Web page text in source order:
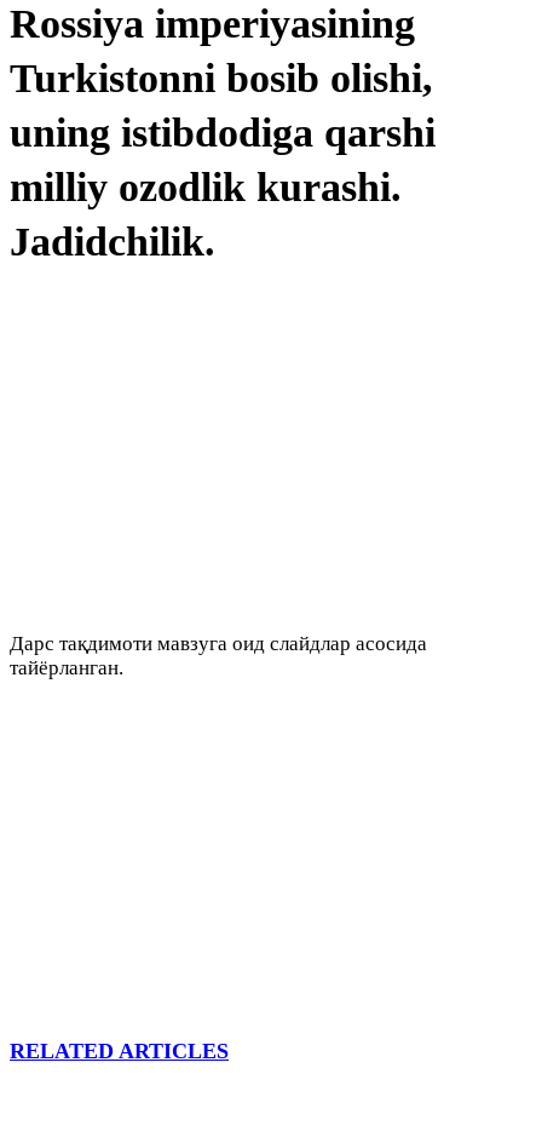
Rossiya imperiyasining
Turkistonni bosib olishi,
uning istibdodiga qarshi
milliy ozodlik kurashi.
Jadidchilik.
Дарс тақдимоти мавзуга оид слайдлар асосида
тайёрланган.
RELATED ARTICLES